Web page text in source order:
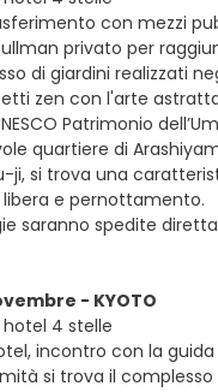
con mezzi
privato per
di giardini realizzati
zen con l'arte
Patrimonio
quartiere di
ji, si trova una
e pernottamento.
saranno spedite
- KYOTO
4 stelle
incontro con la
si trova il complesso